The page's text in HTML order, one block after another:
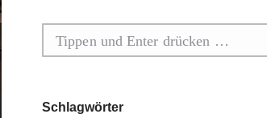
Search:
Schlagwörter